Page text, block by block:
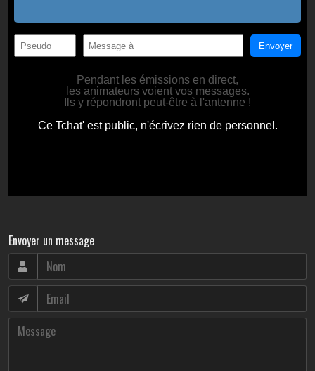
Envoyer un message